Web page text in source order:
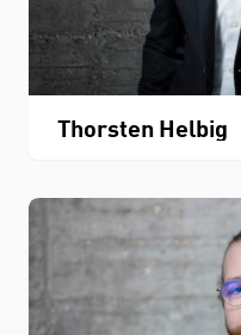
Thorsten Helbig